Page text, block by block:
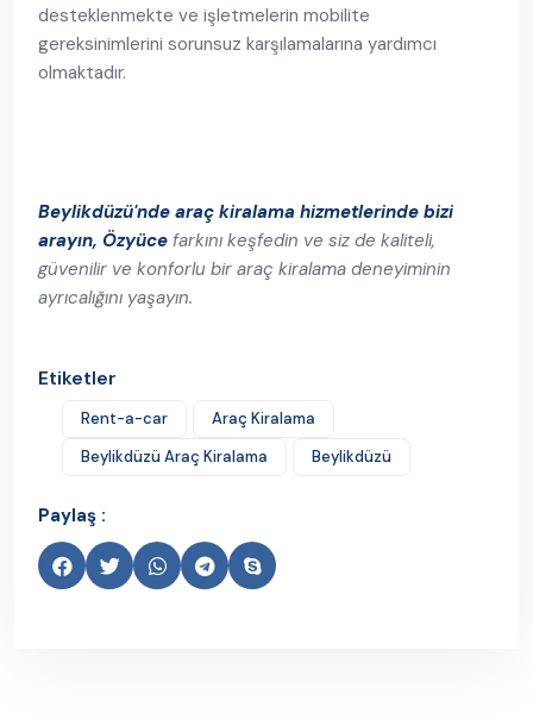
desteklenmekte ve işletmelerin mobilite
gereksinimlerini sorunsuz karşılamalarına yardımcı
olmaktadır.
Beylikdüzü'nde araç kiralama hizmetlerinde bizi
arayın, Özyüce farkını keşfedin ve siz de kaliteli,
güvenilir ve konforlu bir araç kiralama deneyiminin
ayrıcalığını yaşayın.
Etiketler
Rent-a-car
Araç Kiralama
Beylikdüzü Araç Kiralama
Beylikdüzü
Paylaş :